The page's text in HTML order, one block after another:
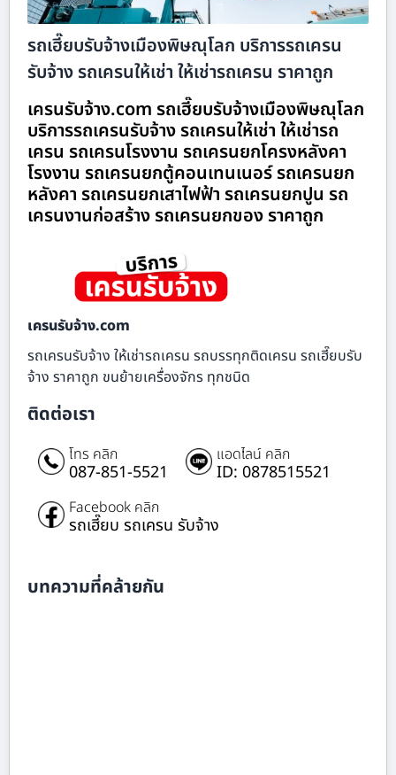
รถเฮี๊ยบรับจ้างเมืองพิษณุโลก บริการรถเครน
รับจ้าง รถเครนให้เช่า ให้เช่ารถเครน ราคาถูก
เครนรับจ้าง.com รถเฮี๊ยบรับจ้างเมืองพิษณุโลก
บริการรถเครนรับจ้าง รถเครนให้เช่า ให้เช่ารถ
เครน รถเครนโรงงาน รถเครนยกโครงหลังคา
โรงงาน รถเครนยกตู้คอนเทนเนอร์ รถเครนยก
หลังคา รถเครนยกเสาไฟฟ้า รถเครนยกปูน รถ
เครนงานก่อสร้าง รถเครนยกของ ราคาถูก
เครนรับจ้าง.com
รถเครนรับจ้าง ให้เช่ารถเครน รถบรรทุกติดเครน รถเฮี๊ยบรับ
จ้าง ราคาถูก ขนย้ายเครื่องจักร ทุกชนิด
ติดต่อเรา
โทร คลิก
087-851-5521
แอดไลน์ คลิก
ID: 0878515521
Facebook คลิก
รถเฮี๊ยบ รถเครน รับจ้าง
บทความที่คล้ายกัน